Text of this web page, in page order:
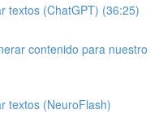
textos (ChatGPT) (36:25)
contenido para nuestro
textos (NeuroFlash)